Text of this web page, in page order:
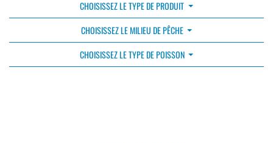
CHOISISSEZ LE TYPE DE PRODUIT
CHOISISSEZ LE MILIEU DE PÊCHE
CHOISISSEZ LE TYPE DE POISSON